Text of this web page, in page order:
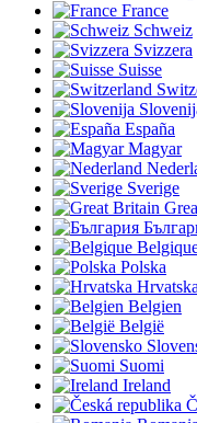
France
Schweiz
Svizzera
Suisse
España
Magyar
Sverige
Polska
Hrvatska
Belgien
België
Suomi
Ireland